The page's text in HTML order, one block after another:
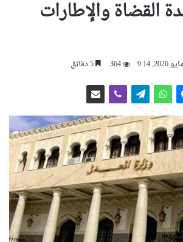
القضاة والإطارات
364